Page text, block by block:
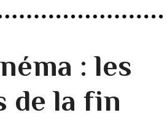
: les
de la fin